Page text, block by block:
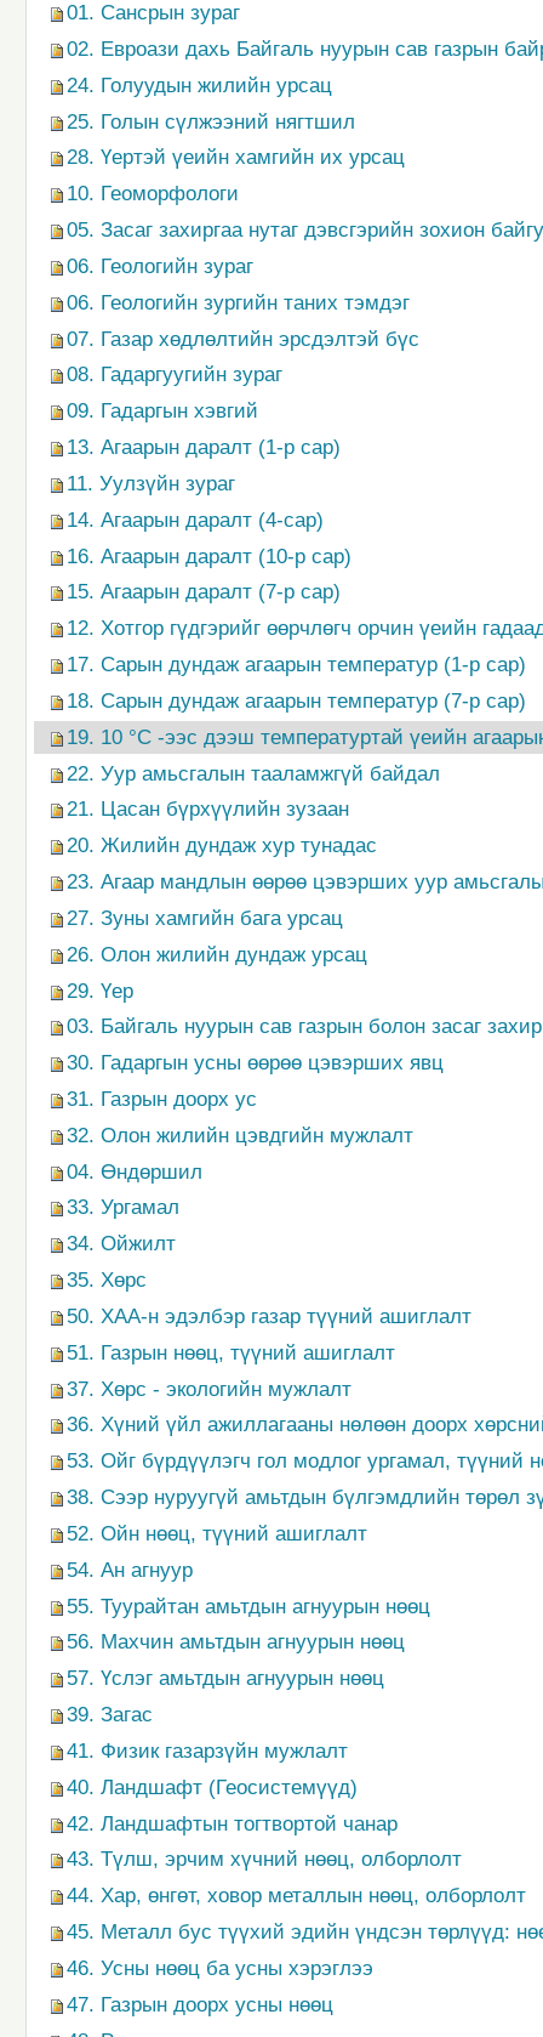
01. Сансрын зураг
02. Евроази дахь Байгаль нуурын сав газрын
24. Голуудын жилийн урсац
25. Голын сүлжээний нягтшил
28. Үертэй үеийн хамгийн их урсац
10. Геоморфологи
05. Засаг захиргаа нутаг дэвсгэрийн зохион
06. Геологийн зураг
06. Геологийн зургийн таних тэмдэг
07. Газар хөдлөлтийн эрсдэлтэй бүс
08. Гадаргуугийн зураг
09. Гадаргын хэвгий
13. Агаарын даралт (1-р сар)
11. Уулзүйн зураг
14. Агаарын даралт (4-сар)
16. Агаарын даралт (10-р сар)
15. Агаарын даралт (7-р сар)
12. Хотгор гүдгэрийг өөрчлөгч орчин үеийн
17. Сарын дундаж агаарын температур (1-р сар)
18. Сарын дундаж агаарын температур (7-р сар)
19. 10 °С -ээс дээш температуртай үеийн
22. Уур амьсгалын тааламжгүй байдал
21. Цасан бүрхүүлийн зузаан
20. Жилийн дундаж хур тунадас
23. Агаар мандлын өөрөө цэвэрших уур
27. Зуны хамгийн бага урсац
26. Олон жилийн дундаж урсац
29. Үер
03. Байгаль нуурын сав газрын болон засаг
30. Гадаргын усны өөрөө цэвэрших явц
31. Газрын доорх ус
32. Олон жилийн цэвдгийн мужлалт
04. Өндөршил
33. Ургамал
34. Ойжилт
35. Хөрс
50. ХАА-н эдэлбэр газар түүний ашиглалт
51. Газрын нөөц, түүний ашиглалт
37. Хөрс - экологийн мужлалт
36. Хүний үйл ажиллагааны нөлөөн доорх
53. Ойг бүрдүүлэгч гол модлог ургамал, түүний
38. Сээр нуруугүй амьтдын бүлгэмдлийн төрөл
52. Ойн нөөц, түүний ашиглалт
54. Ан агнуур
55. Туурайтан амьтдын агнуурын нөөц
56. Махчин амьтдын агнуурын нөөц
57. Үслэг амьтдын агнуурын нөөц
39. Загас
41. Физик газарзүйн мужлалт
40. Ландшафт (Геосистемүүд)
42. Ландшафтын тогтвортой чанар
43. Түлш, эрчим хүчний нөөц, олборлолт
44. Хар, өнгөт, ховор металлын нөөц, олборлолт
45. Металл бус түүхий эдийн үндсэн төрлүүд:
46. Усны нөөц ба усны хэрэглээ
47. Газрын доорх усны нөөц